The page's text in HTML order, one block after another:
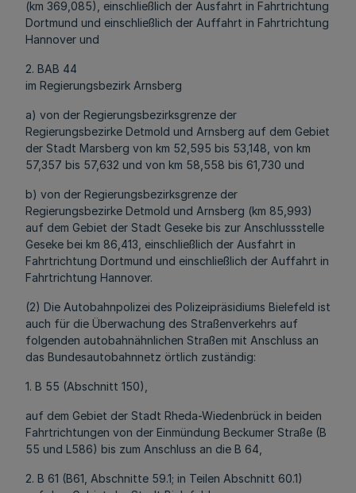
(km 369,085), einschließlich der Ausfahrt in Fahrtrichtung
Dortmund und einschließlich der Auffahrt in Fahrtrichtung
Hannover und
2. BAB 44
im Regierungsbezirk Arnsberg
a) von der Regierungsbezirksgrenze der
Regierungsbezirke Detmold und Arnsberg auf dem Gebiet
der Stadt Marsberg von km 52,595 bis 53,148, von km
57,357 bis 57,632 und von km 58,558 bis 61,730 und
b) von der Regierungsbezirksgrenze der
Regierungsbezirke Detmold und Arnsberg (km 85,993)
auf dem Gebiet der Stadt Geseke bis zur Anschlussstelle
Geseke bei km 86,413, einschließlich der Ausfahrt in
Fahrtrichtung Dortmund und einschließlich der Auffahrt in
Fahrtrichtung Hannover.
(2) Die Autobahnpolizei des Polizeipräsidiums Bielefeld ist
auch für die Überwachung des Straßenverkehrs auf
folgenden autobahnähnlichen Straßen mit Anschluss an
das Bundesautobahnnetz örtlich zuständig:
1. B 55 (Abschnitt 150),
auf dem Gebiet der Stadt Rheda-Wiedenbrück in beiden
Fahrtrichtungen von der Einmündung Beckumer Straße (B
55 und L586) bis zum Anschluss an die B 64,
2. B 61 (B61, Abschnitte 59.1; in Teilen Abschnitt 60.1)